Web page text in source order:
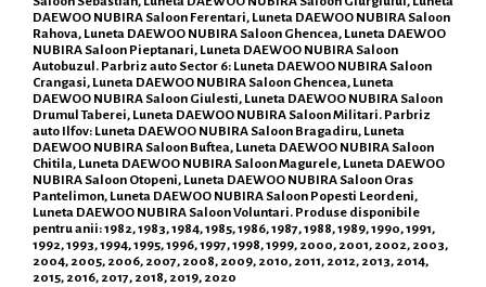
DAEWOO NUBIRA Saloon Ferentari, Luneta DAEWOO NUBIRA Saloon
Rahova, Luneta DAEWOO NUBIRA Saloon Ghencea, Luneta DAEWOO
NUBIRA Saloon Pieptanari, Luneta DAEWOO NUBIRA Saloon
Autobuzul. Parbriz auto Sector 6: Luneta DAEWOO NUBIRA Saloon
Crangasi, Luneta DAEWOO NUBIRA Saloon Ghencea, Luneta
DAEWOO NUBIRA Saloon Giulesti, Luneta DAEWOO NUBIRA Saloon
Drumul Taberei, Luneta DAEWOO NUBIRA Saloon Militari. Parbriz
auto Ilfov: Luneta DAEWOO NUBIRA Saloon Bragadiru, Luneta
DAEWOO NUBIRA Saloon Buftea, Luneta DAEWOO NUBIRA Saloon
Chitila, Luneta DAEWOO NUBIRA Saloon Magurele, Luneta DAEWOO
NUBIRA Saloon Otopeni, Luneta DAEWOO NUBIRA Saloon Oras
Pantelimon, Luneta DAEWOO NUBIRA Saloon Popesti Leordeni,
Luneta DAEWOO NUBIRA Saloon Voluntari. Produse disponibile
pentru anii: 1982, 1983, 1984, 1985, 1986, 1987, 1988, 1989, 1990, 1991,
1992, 1993, 1994, 1995, 1996, 1997, 1998, 1999, 2000, 2001, 2002, 2003,
2004, 2005, 2006, 2007, 2008, 2009, 2010, 2011, 2012, 2013, 2014,
2015, 2016, 2017, 2018, 2019, 2020